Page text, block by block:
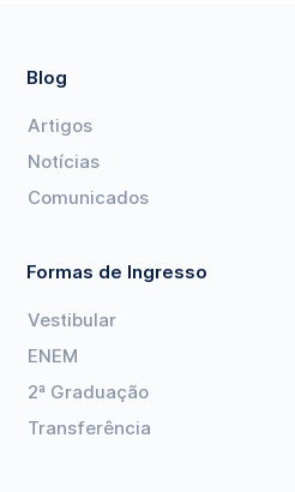
Blog
Artigos
Notícias
Comunicados
Formas de Ingresso
Vestibular
ENEM
2ª Graduação
Transferência